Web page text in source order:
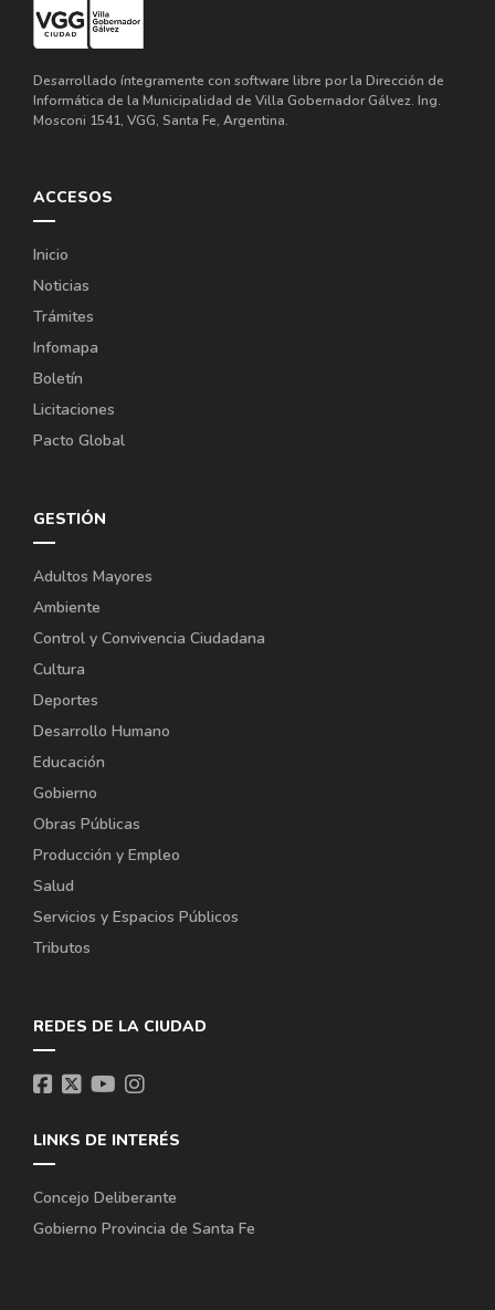
Desarrollado íntegramente con software libre por la Dirección de
Informática de la Municipalidad de Villa Gobernador Gálvez. Ing.
Mosconi 1541, VGG, Santa Fe, Argentina.
ACCESOS
Inicio
Noticias
Trámites
Infomapa
Boletín
Licitaciones
Pacto Global
GESTIÓN
Adultos Mayores
Ambiente
Control y Convivencia Ciudadana
Cultura
Deportes
Desarrollo Humano
Educación
Gobierno
Obras Públicas
Producción y Empleo
Salud
Servicios y Espacios Públicos
Tributos
REDES DE LA CIUDAD
LINKS DE INTERÉS
Concejo Deliberante
Gobierno Provincia de Santa Fe